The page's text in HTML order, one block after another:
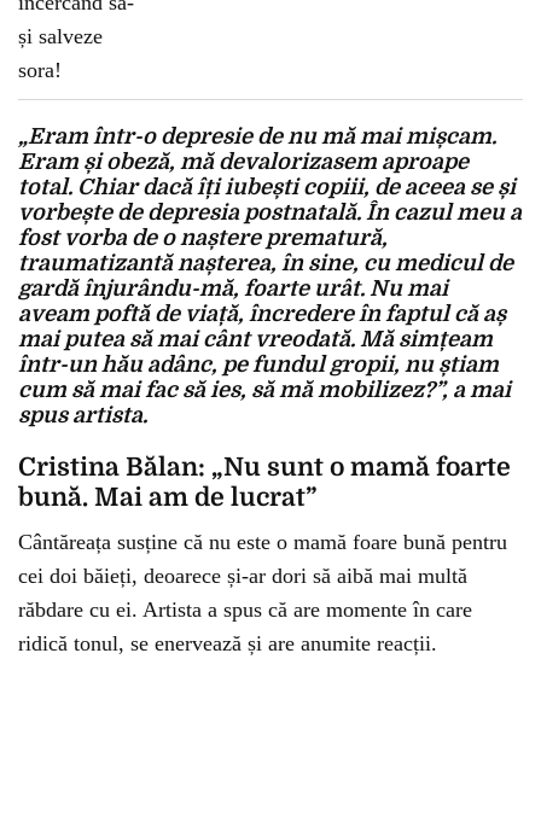
„Eram într-o depresie de nu mă mai mișcam.
Eram și obeză, mă devalorizasem aproape
total. Chiar dacă îți iubești copiii, de aceea se și
vorbește de depresia postnatală. În cazul meu a
fost vorba de o naștere prematură,
traumatizantă nașterea, în sine, cu medicul de
gardă înjurându-mă, foarte urât. Nu mai
aveam poftă de viață, încredere în faptul că aș
mai putea să mai cânt vreodată. Mă simțeam
într-un hău adânc, pe fundul gropii, nu știam
cum să mai fac să ies, să mă mobilizez?”, a mai
spus artista.
Cristina Bălan: „Nu sunt o mamă foarte
bună. Mai am de lucrat”
Cântăreața susține că nu este o mamă foare bună pentru
cei doi băieți, deoarece și-ar dori să aibă mai multă
răbdare cu ei. Artista a spus că are momente în care
ridică tonul, se enervează și are anumite reacții.